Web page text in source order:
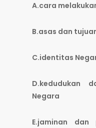
A.cara
B.asas dan
C.identitas
D.kedudukan
Negara
E.jaminan dan